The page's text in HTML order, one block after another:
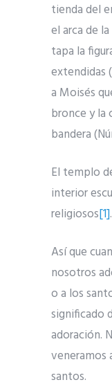
tienda del
el arca de
tapa la
extendidas
a Moisés
bronce y la
bandera
El templo
interior
religiosos[1].
Así que
nosotros
o a los
significado
adoración.
veneramos
santos.